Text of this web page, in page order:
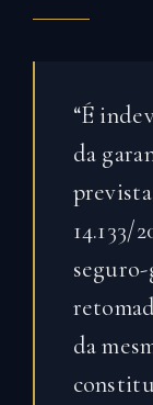
“É
da
14.133/
da